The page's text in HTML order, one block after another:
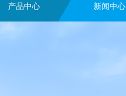
产品中心 新闻中心